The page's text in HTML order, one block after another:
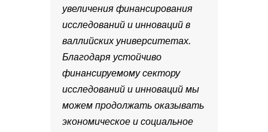
увеличения финансирования
исследований и инноваций в
валлийских университетах.
Благодаря устойчиво
финансируемому сектору
исследований и инноваций мы
можем продолжать оказывать
экономическое и социальное